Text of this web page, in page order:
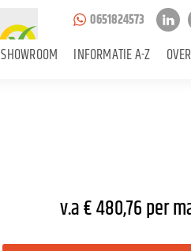
0651824573
SHOWROOM INFORMATIE A-Z
v.a € 480,76 per